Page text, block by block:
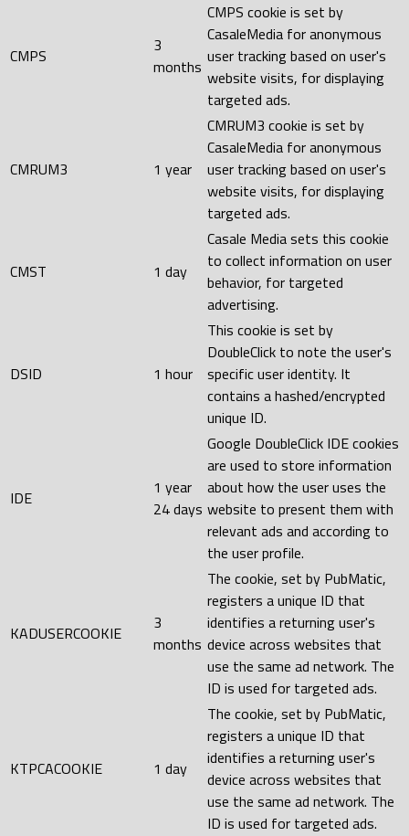
CMPS
3
months
CMPS cookie is set by
CasaleMedia for anonymous
user tracking based on user's
website visits, for displaying
targeted ads.
CMRUM3 1 year
CMRUM3 cookie is set by
CasaleMedia for anonymous
user tracking based on user's
website visits, for displaying
targeted ads.
CMST 1 day
Casale Media sets this cookie
to collect information on user
behavior, for targeted
advertising.
DSID 1 hour
This cookie is set by
DoubleClick to note the user's
specific user identity. It
contains a hashed/encrypted
unique ID.
IDE
1 year
24 days
Google DoubleClick IDE cookies
are used to store information
about how the user uses the
website to present them with
relevant ads and according to
the user profile.
KADUSERCOOKIE
3
months
The cookie, set by PubMatic,
registers a unique ID that
identifies a returning user's
device across websites that
use the same ad network. The
ID is used for targeted ads.
KTPCACOOKIE 1 day
The cookie, set by PubMatic,
registers a unique ID that
identifies a returning user's
device across websites that
use the same ad network. The
ID is used for targeted ads.